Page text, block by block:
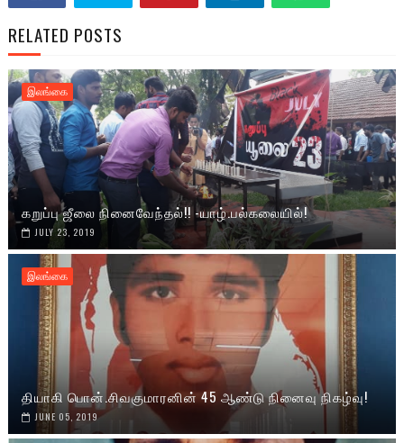
RELATED POSTS
இலங்கை
கறுப்பு ஜீலை நினைவேந்தல்!! -யாழ்.பல்கலையில்!
JULY 23, 2019
இலங்கை
தியாகி பொன்.சிவகுமாரனின் 45 ஆண்டு நினைவு நிகழ்வு!
JUNE 05, 2019